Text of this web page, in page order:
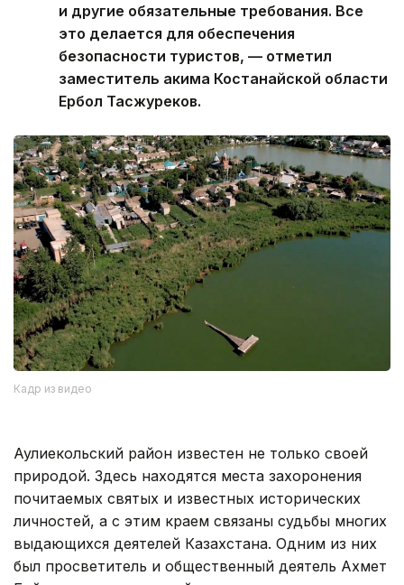
и другие обязательные требования. Все
это делается для обеспечения
безопасности туристов, — отметил
заместитель акима Костанайской области
Ербол Тасжуреков.
Кадр из видео
Аулиекольский район известен не только своей
природой. Здесь находятся места захоронения
почитаемых святых и известных исторических
личностей, а с этим краем связаны судьбы многих
выдающихся деятелей Казахстана. Одним из них
был просветитель и общественный деятель Ахмет